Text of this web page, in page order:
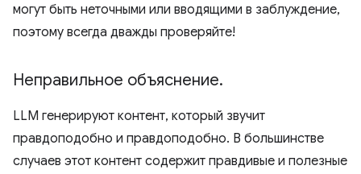
могут быть неточными или вводящими в заблуждение,
поэтому всегда дважды проверяйте!
Неправильное объяснение.
LLM генерируют контент, который звучит
правдоподобно и правдоподобно. В большинстве
случаев этот контент содержит правдивые и полезные